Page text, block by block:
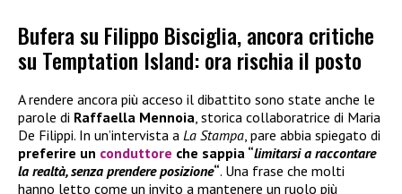
Bufera su Filippo Bisciglia, ancora critiche
su Temptation Island: ora rischia il posto
A rendere ancora più acceso il dibattito sono state anche le
parole di Raffaella Mennoia, storica collaboratrice di Maria
De Filippi. In un’intervista a La Stampa, pare abbia spiegato di
preferire un conduttore che sappia “limitarsi a raccontare
la realtà, senza prendere posizione“. Una frase che molti
hanno letto come un invito a mantenere un ruolo più